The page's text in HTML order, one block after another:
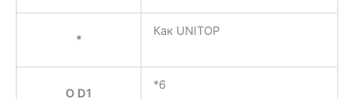
*
Как UNITOP
O D1
*6